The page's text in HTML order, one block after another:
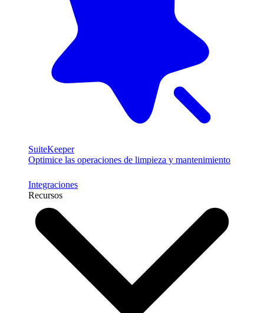
SuiteKeeper
Optimice las operaciones de limpieza y mantenimiento
Integraciones
Recursos